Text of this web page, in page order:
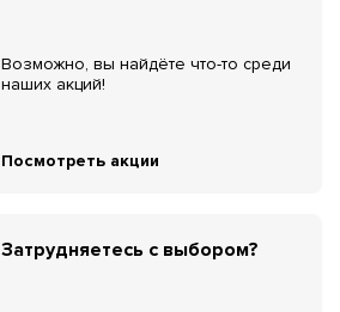
Возможно, вы найдёте что-то среди
наших акций!
Посмотреть акции
Затрудняетесь с выбором?